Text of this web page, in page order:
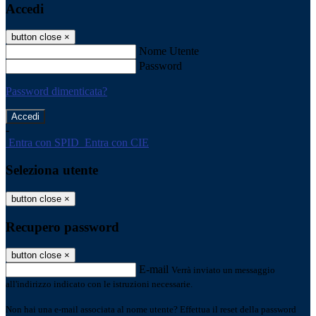
Accedi
button close ×
Nome Utente
Password
Password dimenticata?
-
Entra con SPID Entra con CIE
Seleziona utente
button close ×
Recupero password
button close ×
E-mail Verrà inviato un messaggio
all'indirizzo indicato con le istruzioni necessarie.
Non hai una e-mail associata al nome utente? Effettua il reset della password